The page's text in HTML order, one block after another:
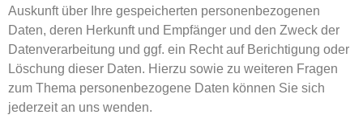
Auskunft über Ihre gespeicherten personenbezogenen
Daten, deren Herkunft und Empfänger und den Zweck der
Datenverarbeitung und ggf. ein Recht auf Berichtigung oder
Löschung dieser Daten. Hierzu sowie zu weiteren Fragen
zum Thema personenbezogene Daten können Sie sich
jederzeit an uns wenden.